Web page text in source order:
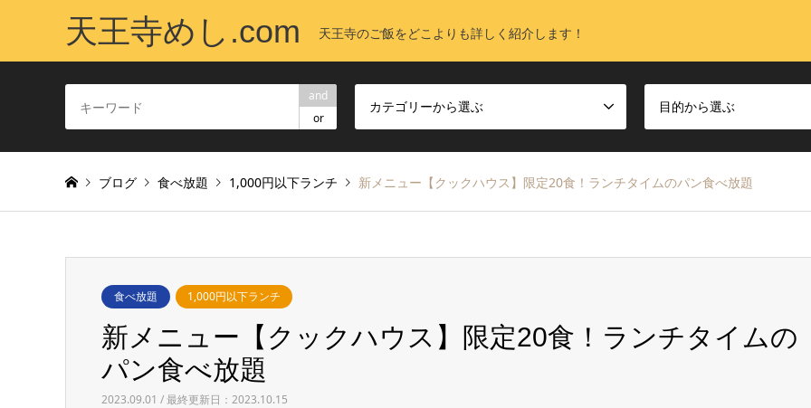
天王寺めし.com 天王寺のご飯をどこよりも詳しく紹介します！
and
or
カテゴリーから選ぶ 目的から選ぶ
ブログ 食べ放題 1,000円以下ランチ 新メニュー【クックハウス】限定20食！ランチタイムのパン食べ放題
食べ放題 1,000円以下ランチ
新メニュー【クックハウス】限定20食！ランチタイムの
パン食べ放題
2023.09.01 / 最終更新日：2023.10.15